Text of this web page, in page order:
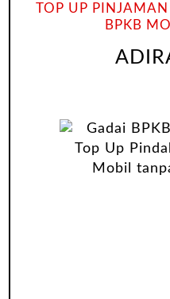
TOP UP PINJAMAN
BPKB